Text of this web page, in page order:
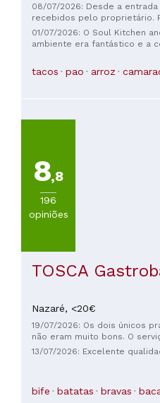
08/07/2026: Desde a
recebidos pelo proprietário.
serviço impecável. As
ótimos. A comida, ainda
estrelas. Os pratos eram
perfeição. Viajaria até Lisboa
01/07/2026: O Soul Kitchen
ambiente era fantástico e a
tacos pao arroz
8,8
196
opiniões
TOSCA
Nazaré, <20€
19/07/2026: Os dois únicos
não eram muito bons. O
melhores; recebemos
13/07/2026: Excelente
bife batatas bravas